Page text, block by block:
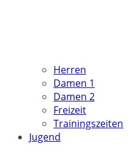
Herren
Damen 1
Damen 2
Freizeit
Trainingszeiten
Jugend